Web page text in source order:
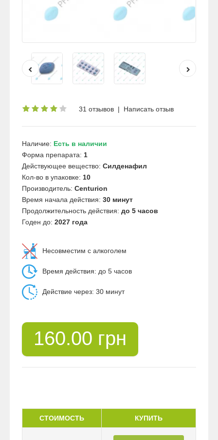
31 отзывов | Написать отзыв
Наличие: Есть в наличии
Форма препарата: 1
Действующее вещество: Силденафил
Кол-во в упаковке: 10
Производитель: Centurion
Время начала действия: 30 минут
Продолжительность действия: до 5 часов
Годен до: 2027 года
Несовместим с алкоголем
Время действия: до 5 часов
Действие через: 30 минут
160.00 грн
СТОИМОСТЬ КУПИТЬ